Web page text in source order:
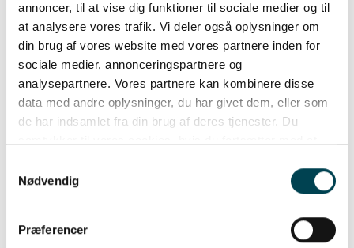
annoncer, til at vise dig funktioner til sociale medier og til
at analysere vores trafik. Vi deler også oplysninger om
din brug af vores website med vores partnere inden for
sociale medier, annonceringspartnere og
analysepartnere. Vores partnere kan kombinere disse
data med andre oplysninger, du har givet dem, eller som
de har indsamlet fra din brug af deres tjenester. Du
Nødvendig
Præferencer
TimeEnergi Populær
Variabelt timeprisprodukt
Spotpris
+ 6,25 øres tillæg
Abonnement:
24 kr./mdr.
Sidste måneds gennemsnitspris uden transport og afgifter: 1,03
energiafgift og omkostninger til Energinet.